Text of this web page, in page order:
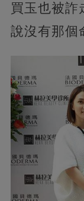
買玉也被詐
說沒有那個